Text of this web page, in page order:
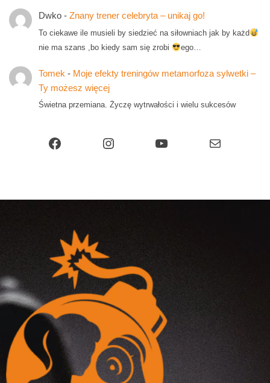
Dwko- Znany trener celebryta – unikaj go!
To ciekawe ile musieli by siedzieć na siłowniach jak by każd
nie ma szans ,bo kiedy sam się zrobi
ego…
Tomek - Moje efekty treningów metamorfoza sylwetki –
Ty możesz więcej
Świetna przemiana. Życzę wytrwałości i wielu sukcesów